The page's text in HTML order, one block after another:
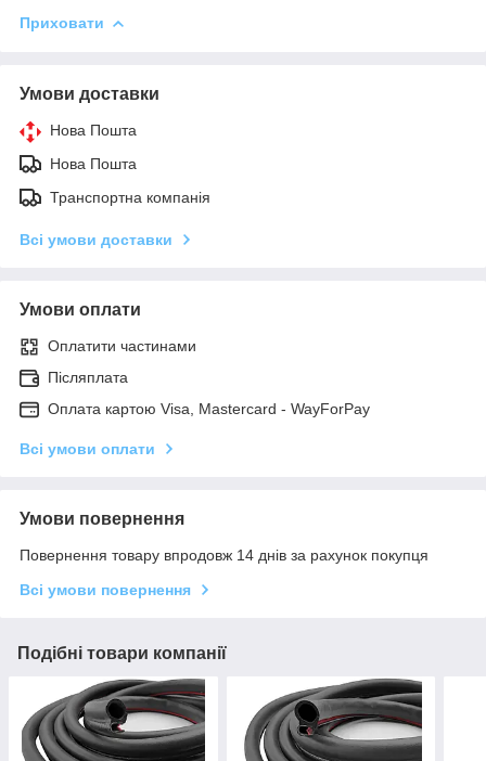
Приховати
Умови доставки
Нова Пошта
Нова Пошта
Транспортна компанія
Всі умови доставки
Умови оплати
Оплатити частинами
Післяплата
Оплата картою Visa, Mastercard - WayForPay
Всі умови оплати
Умови повернення
Повернення товару впродовж 14 днів за рахунок покупця
Всі умови повернення
Подібні товари компанії